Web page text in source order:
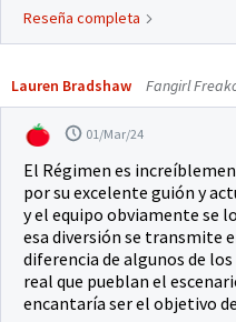
Reseña completa
Lauren Bradshaw Fangirl
01/Mar/24
El Régimen es
por su excelente guión y
y el equipo obviamente se
esa diversión se transmite
diferencia de algunos de
real que pueblan el
encantaría ser el objetivo